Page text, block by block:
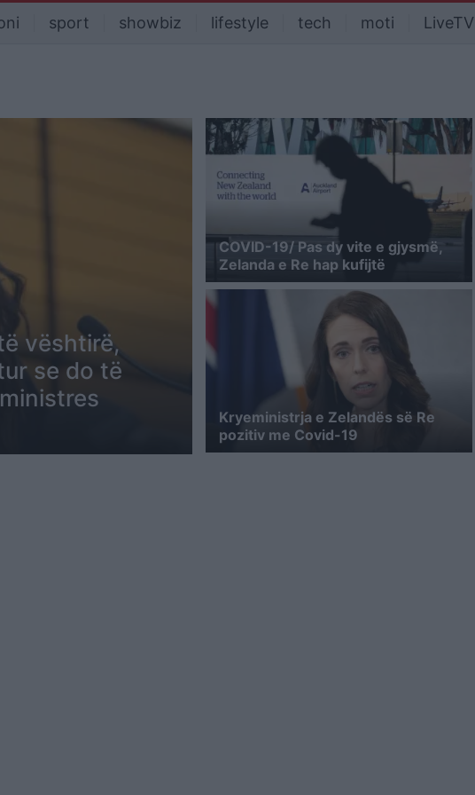
sport showbiz lifestyle tech moti LiveTV
vështirë,
se do të
COVID-19/ Pas dy vite e gjysmë,
Zelanda e Re hap kufijtë
Kryeministrja e Zelandës së Re
pozitiv me Covid-19